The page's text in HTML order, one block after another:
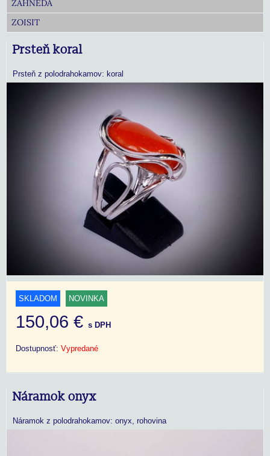
ZÁHNEDA
ZOISIT
Prsteň koral
Prsteň z polodrahokamov: koral
SKLADOM NOVINKA
150,06 € s DPH
Dostupnosť: Vypredané
Náramok onyx
Náramok z polodrahokamov: onyx, rohovina